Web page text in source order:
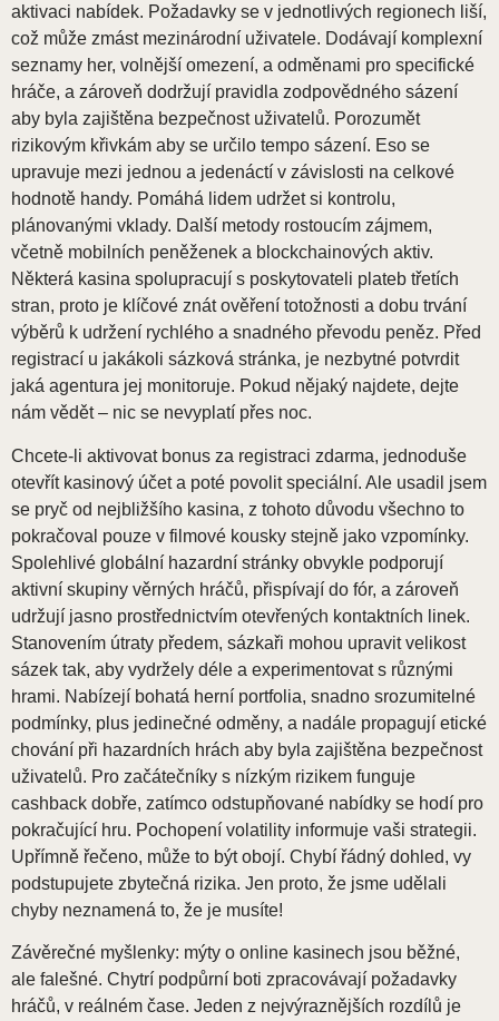
aktivaci nabídek. Požadavky se v jednotlivých regionech liší,
což může zmást mezinárodní uživatele. Dodávají komplexní
seznamy her, volnější omezení, a odměnami pro specifické
hráče, a zároveň dodržují pravidla zodpovědného sázení
aby byla zajištěna bezpečnost uživatelů. Porozumět
rizikovým křivkám aby se určilo tempo sázení. Eso se
upravuje mezi jednou a jedenáctí v závislosti na celkové
hodnotě handy. Pomáhá lidem udržet si kontrolu,
plánovanými vklady. Další metody rostoucím zájmem,
včetně mobilních peněženek a blockchainových aktiv.
Některá kasina spolupracují s poskytovateli plateb třetích
stran, proto je klíčové znát ověření totožnosti a dobu trvání
výběrů k udržení rychlého a snadného převodu peněz. Před
registrací u jakákoli sázková stránka, je nezbytné potvrdit
jaká agentura jej monitoruje. Pokud nějaký najdete, dejte
nám vědět – nic se nevyplatí přes noc.
Chcete-li aktivovat bonus za registraci zdarma, jednoduše
otevřít kasinový účet a poté povolit speciální. Ale usadil jsem
se pryč od nejbližšího kasina, z tohoto důvodu všechno to
pokračoval pouze v filmové kousky stejně jako vzpomínky.
Spolehlivé globální hazardní stránky obvykle podporují
aktivní skupiny věrných hráčů, přispívají do fór, a zároveň
udržují jasno prostřednictvím otevřených kontaktních linek.
Stanovením útraty předem, sázkaři mohou upravit velikost
sázek tak, aby vydržely déle a experimentovat s různými
hrami. Nabízejí bohatá herní portfolia, snadno srozumitelné
podmínky, plus jedinečné odměny, a nadále propagují etické
chování při hazardních hrách aby byla zajištěna bezpečnost
uživatelů. Pro ​​začátečníky s nízkým rizikem funguje
cashback dobře, zatímco odstupňované nabídky se hodí pro
pokračující hru. Pochopení volatility informuje vaši strategii.
Upřímně řečeno, může to být obojí. Chybí řádný dohled, vy
podstupujete zbytečná rizika. Jen proto, že jsme udělali
chyby neznamená to, že je musíte!
Závěrečné myšlenky: mýty o online kasinech jsou běžné,
ale falešné. Chytrí podpůrní boti zpracovávají požadavky
hráčů, v reálném čase. Jeden z nejvýraznějších rozdílů je